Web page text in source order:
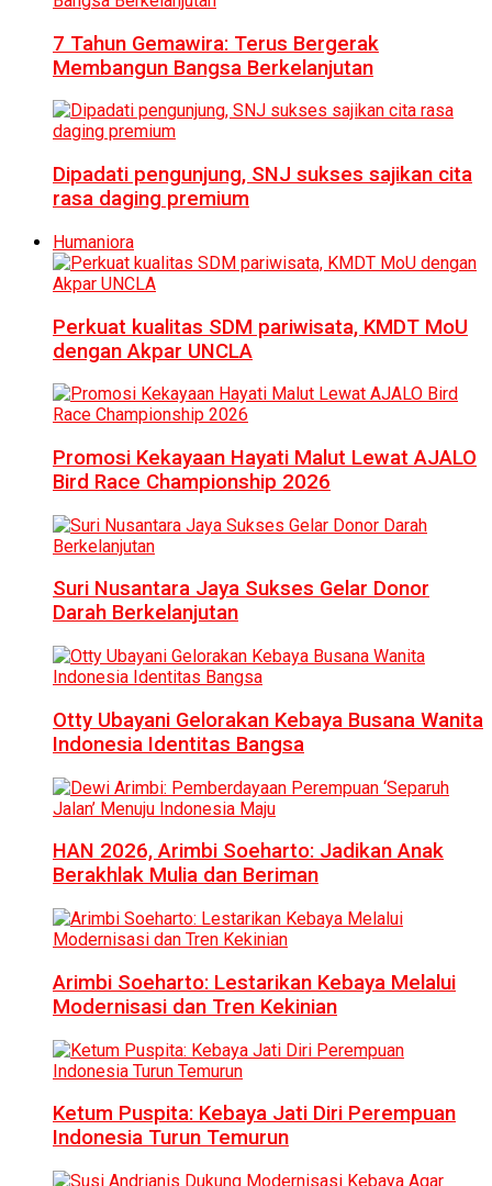
7 Tahun Gemawira: Terus Bergerak
Membangun Bangsa Berkelanjutan
Dipadati pengunjung, SNJ sukses sajikan cita
rasa daging premium
Humaniora
Perkuat kualitas SDM pariwisata, KMDT MoU
dengan Akpar UNCLA
Promosi Kekayaan Hayati Malut Lewat AJALO
Bird Race Championship 2026
Suri Nusantara Jaya Sukses Gelar Donor
Darah Berkelanjutan
Otty Ubayani Gelorakan Kebaya Busana Wanita
Indonesia Identitas Bangsa
HAN 2026, Arimbi Soeharto: Jadikan Anak
Berakhlak Mulia dan Beriman
Arimbi Soeharto: Lestarikan Kebaya Melalui
Modernisasi dan Tren Kekinian
Ketum Puspita: Kebaya Jati Diri Perempuan
Indonesia Turun Temurun